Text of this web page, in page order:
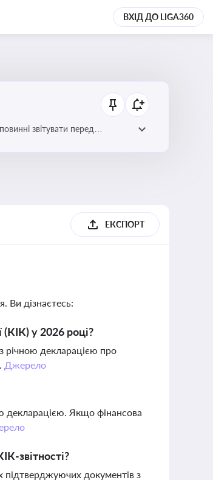
ВХІД ДО LIGA360
звітувати перед
ЕКСПОРТ
Ви дізнаєтесь:
(КІК) у 2026 році?
річною декларацією про
Джерело
декларацією. Якщо фінансова
звітності?
підтверджуючих документів з